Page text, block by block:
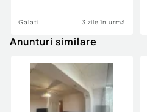
Galati 3 zile în urmă
Anunturi similare